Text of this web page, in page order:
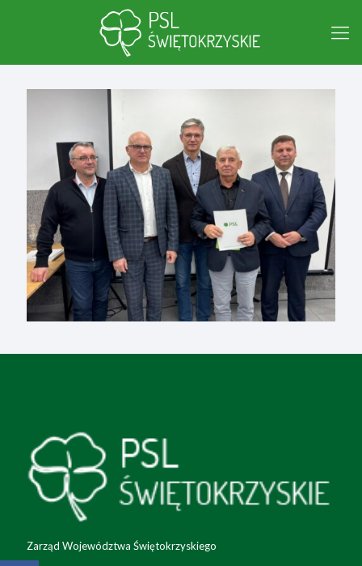
Zarząd Województwa Świętokrzyskiego